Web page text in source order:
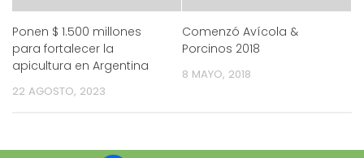
Ponen $ 1.500 millones
para fortalecer la
apicultura en Argentina
22 AGOSTO, 2023
Comenzó Avícola &
Porcinos 2018
8 MAYO, 2018